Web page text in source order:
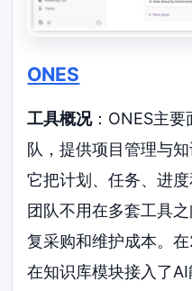
ONES
工具概况：ONES主要
队，提供项目管理与
它把计划、任务、进
团队不用在多套工具
复采购和维护成本。
在知识库模块接入了